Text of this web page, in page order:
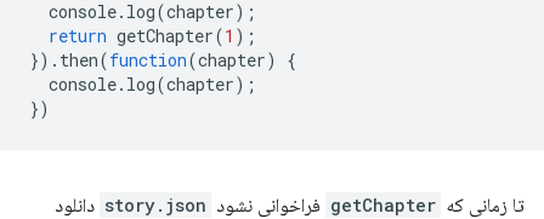
console. log(chapter);
return getChapter(1 );
}). then(function(chapter)
{
console. log(chapter);
})
تا زمانی که getChapter فراخوانی نشود story.json دانلود